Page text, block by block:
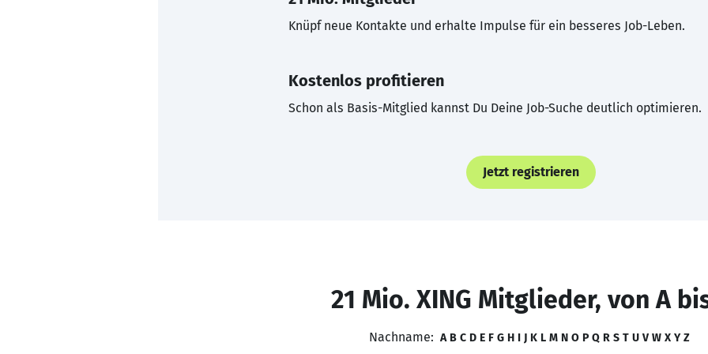
Knüpf neue Kontakte und erhalte Impulse für ein besseres Job-Leben.
Kostenlos profitieren
Schon als Basis-Mitglied kannst Du Deine Job-Suche deutlich optimieren.
Jetzt registrieren
21 Mio. XING Mitglieder, von A
Nachname: A B C D E F G H I J K L M N O P Q R S T U V W X Y Z